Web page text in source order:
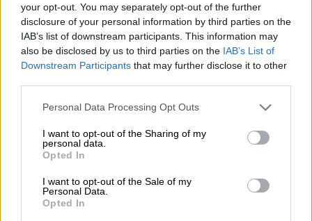
your opt-out. You may separately opt-out of the further
disclosure of your personal information by third parties on the
IAB’s list of downstream participants. This information may
also be disclosed by us to third parties on the IAB’s List of
Downstream Participants that may further disclose it to other
Please note that this website/app uses one or more Google
not limited to your visit or usage behaviour. You may click to
grant or deny consent to Google and its third-party tags to
use your data for below specified purposes in below Google
consent section.
Personal Data Processing Opt Outs
I want to opt-out of the Sharing of my
personal data.
Opted In
I want to opt-out of the Sale of my
Personal Data.
Opted In
Η τραγουδίστρια νιώθει να κινδυνεύει η ζωή
της